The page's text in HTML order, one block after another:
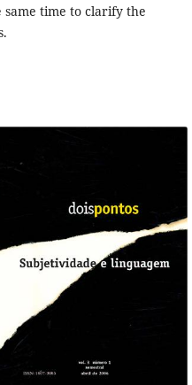
time to clarify the